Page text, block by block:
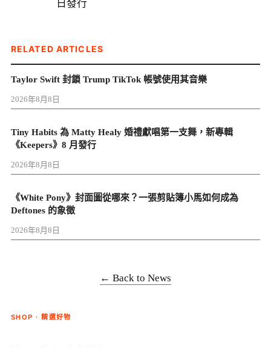
日發行
RELATED ARTICLES
Taylor Swift 封鎖 Trump TikTok 帳號使用其音樂
2026年8月8日
Tiny Habits 為 Matty Healy 婚禮獻唱第一支舞，新專輯
《Keepers》8 月發行
2026年8月8日
《White Pony》封面圖從哪來？一張剪貼簿小馬如何成為
Deftones 的象徵
2026年8月8日
← Back to News
SHOP · 精選好物